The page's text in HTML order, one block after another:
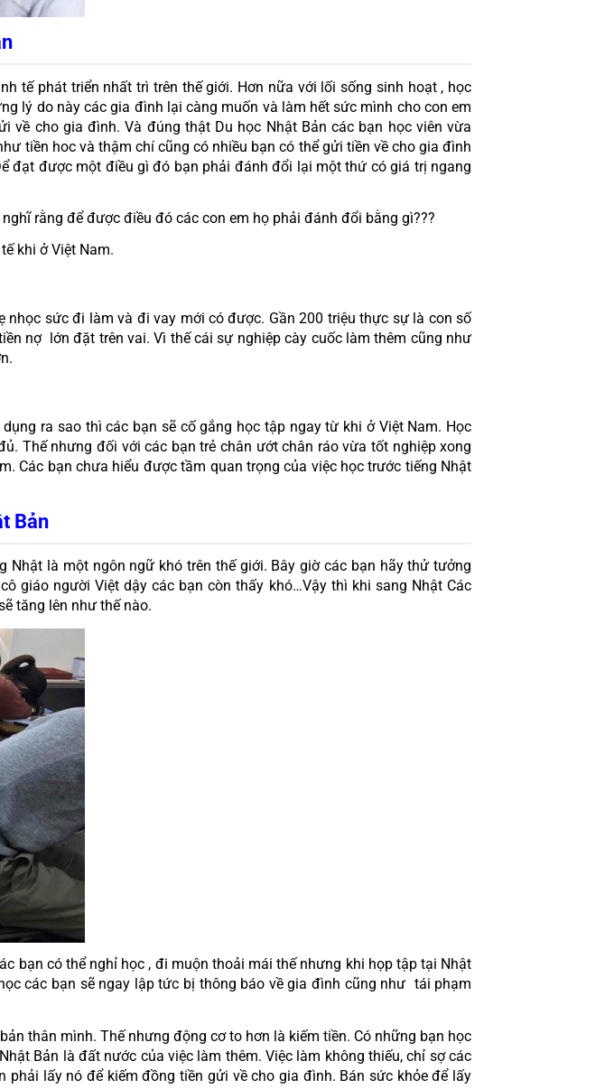
tế phát triển nhất trì trên thế giới. Hơn nữa với lối sống sinh hoạt , học
lý do này các gia đình lại càng muốn và làm hết sức mình cho con em
cho gia đình. Và đúng thật Du học Nhật Bản các bạn học viên vừa
tiền hoc và thậm chí cũng có nhiều bạn có thể gửi tiền về cho gia đình
đạt được một điều gì đó bạn phải đánh đổi lại một thứ có giá trị ngang
rằng để được điều đó các con em họ phải đánh đổi bằng gì???
khi ở Việt Nam.
nhọc sức đi làm và đi vay mới có được. Gần 200 triệu thực sự là con số
nợ  lớn đặt trên vai. Vì thế cái sự nghiệp cày cuốc làm thêm cũng như
ra sao thì các bạn sẽ cố gắng học tập ngay từ khi ở Việt Nam. Học
Thế nhưng đối với các bạn trẻ chân ướt chân ráo vừa tốt nghiệp xong
Các bạn chưa hiểu được tầm quan trọng của việc học trước tiếng Nhật
Bản
Nhật là một ngôn ngữ khó trên thế giới. Bây giờ các bạn hãy thử tưởng
giáo người Việt dậy các bạn còn thấy khó…Vậy thì khi sang Nhật Các
tăng lên như thế nào.
bạn có thể nghỉ học , đi muộn thoải mái thế nhưng khi họp tập tại Nhật
các bạn sẽ ngay lập tức bị thông báo về gia đình cũng như  tái phạm
thân mình. Thế nhưng động cơ to hơn là kiếm tiền. Có những bạn học
Bản là đất nước của việc làm thêm. Việc làm không thiếu, chỉ sợ các
lấy nó để kiếm đồng tiền gửi về cho gia đình. Bán sức khỏe để lấy